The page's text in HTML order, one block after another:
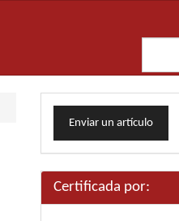
Enviar
unEnviar un artículo
Certificada por: